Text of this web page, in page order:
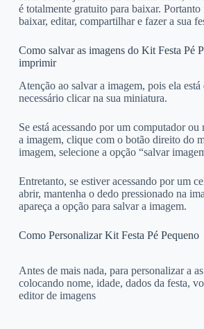
é totalmente gratuito para baixar.
baixar, editar, compartilhar e fazer a sua
Como salvar as imagens do Kit Festa Pé
imprimir
Atenção ao salvar a imagem, pois ela
necessário clicar na sua miniatura.
Se está acessando por um computador
a imagem, clique com o botão direito do
imagem, selecione a opção “salvar
Entretanto, se estiver acessando por um
abrir, mantenha o dedo pressionado na
apareça a opção para salvar a imagem.
Como Personalizar Kit Festa Pé Pequeno
Antes de mais nada, para personalizar a
colocando nome, idade, dados da festa,
editor de imagens